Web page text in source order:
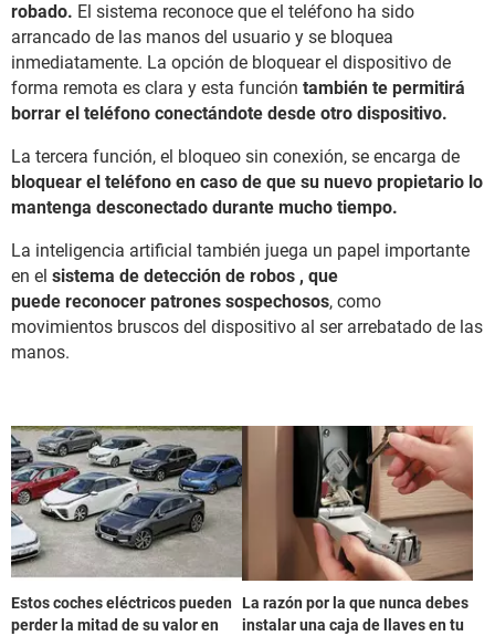
robado. El sistema reconoce que el teléfono ha sido
arrancado de las manos del usuario y se bloquea
inmediatamente. La opción de bloquear el dispositivo de
forma remota es clara y esta función también te permitirá
borrar el teléfono conectándote desde otro dispositivo.
La tercera función, el bloqueo sin conexión, se encarga de
bloquear el teléfono en caso de que su nuevo propietario lo
mantenga desconectado durante mucho tiempo.
La inteligencia artificial también juega un papel importante
en el sistema de detección de robos , que
puede reconocer patrones sospechosos, como
movimientos bruscos del dispositivo al ser arrebatado de las
manos.
Estos coches eléctricos pueden
perder la mitad de su valor en
La razón por la que nunca debes
instalar una caja de llaves en tu